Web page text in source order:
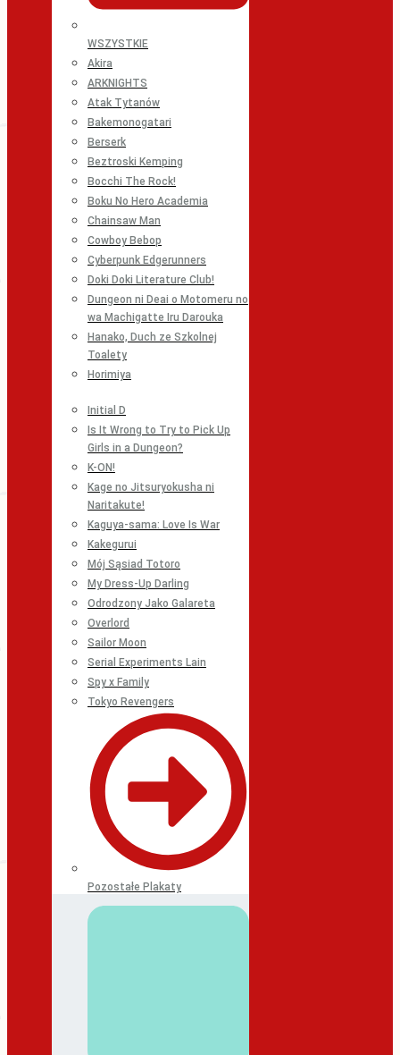
WSZYSTKIE
Akira
ARKNIGHTS
Atak Tytanów
Bakemonogatari
Berserk
Beztroski Kemping
Bocchi The Rock!
Boku No Hero Academia
Chainsaw Man
Cowboy Bebop
Cyberpunk Edgerunners
Doki Doki Literature Club!
Dungeon ni Deai o Motomeru no
wa Machigatte Iru Darouka
Hanako, Duch ze Szkolnej
Toalety
Horimiya
Initial D
Is It Wrong to Try to Pick Up
Girls in a Dungeon?
K-ON!
Kage no Jitsuryokusha ni
Naritakute!
Kaguya-sama: Love Is War
Kakegurui
Mój Sąsiad Totoro
My Dress-Up Darling
Odrodzony Jako Galareta
Overlord
Sailor Moon
Serial Experiments Lain
Spy x Family
Tokyo Revengers
Pozostałe Plakaty